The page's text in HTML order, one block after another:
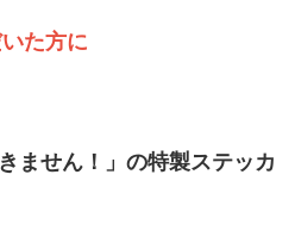
た方に
ません！」の特製ステッカ